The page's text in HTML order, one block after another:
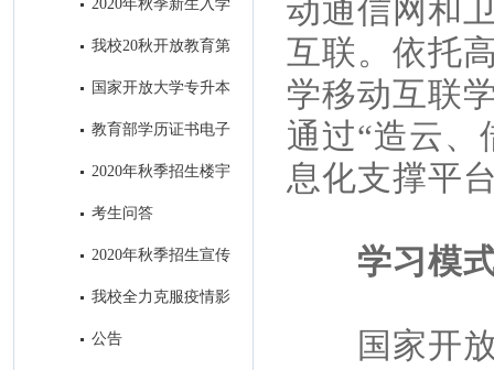
2020年秋季新生入学
指南设计印刷项目招标公告
我校20秋开放教育第
一批次招生全面结束
国家开放大学专升本
前置学历​审核中常见问题及处理
教育部学历证书电子
注册备案表申请流程
2020年秋季招生楼宇
视频广告制作项目招标公共
考生问答
2020年秋季招生宣传
H5制作及在南充主流媒体微信
布项目招标公告
我校全力克服疫情影
响，招生工作取得丰硕成果
公告
动通信网和
互联。依托
学移动互联
通过“造云、
息化支撑平
学习模
国家开